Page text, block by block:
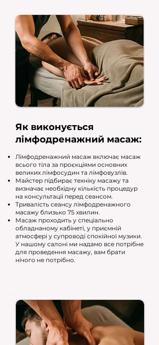
Як виконується
лімфодренажний масаж:
Лімфодренажний масаж включає масаж
всього тіла за проєкціями основних
великих лімфосудин та лімфовузлів.
Майстер підбирає техніку масажу та
визначає необхідну кількість процедур
на консультації перед сеансом.
Тривалість сеансу лімфодренажного
масажу близько 75 хвилин.
Масаж проходить у спеціально
обладнаному кабінеті, у приємній
атмосфері у супроводі спокійної музики.
У нашому салоні ми надамо все потрібне
для проведення масажу, вам брати
нічого не потрібно.